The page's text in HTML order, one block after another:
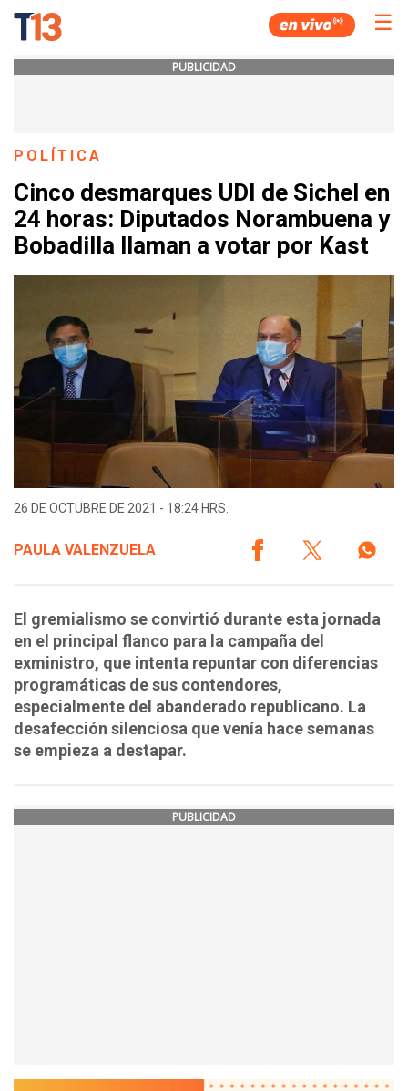
☰
PUBLICIDAD
POLÍTICA
Cinco desmarques UDI de Sichel en
24 horas: Diputados Norambuena y
Bobadilla llaman a votar por Kast
26 DE OCTUBRE DE 2021 - 18:24 HRS.
PAULA VALENZUELA
El gremialismo se convirtió durante esta jornada
en el principal flanco para la campaña del
exministro, que intenta repuntar con diferencias
programáticas de sus contendores,
especialmente del abanderado republicano. La
desafección silenciosa que venía hace semanas
se empieza a destapar.
PUBLICIDAD